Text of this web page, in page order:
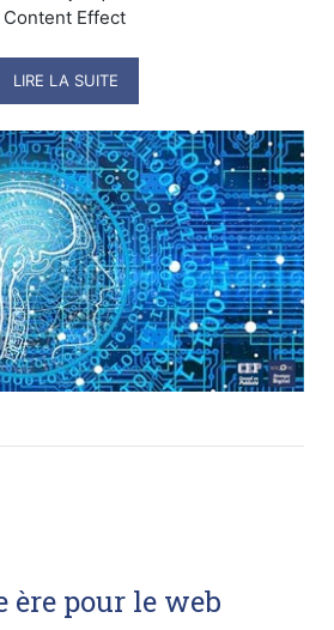
Effect
LIRE LA SUITE
ère pour le web